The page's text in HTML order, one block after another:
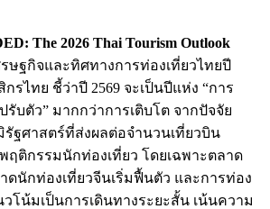
The 2026 Thai Tourism Outlook
ษฐกิจและทิศทางการท่องเที่ยวไทยปี
กรไทย ชี้ว่าปี 2569 จะเป็นปีแห่ง “การ
บตัว” มากกว่าการเติบโต จากปัจจัย
ฐศาสตร์ที่ส่งผลต่อจำนวนเที่ยวบิน
ติกรรมนักท่องเที่ยว โดยเฉพาะตลาด
นักท่องเที่ยวจีนเริ่มฟื้นตัว และการท่อง
วโน้มเป็นการเดินทางระยะสั้น เน้นความ